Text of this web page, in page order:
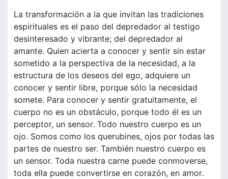
La transformación a la que invitan las tradiciones
espirituales es el paso del depredador al testigo
desinteresado y vibrante; del depredador al
amante. Quien acierta a conocer y sentir sin estar
sometido a la perspectiva de la necesidad, a la
estructura de los deseos del ego, adquiere un
conocer y sentir libre, porque sólo la necesidad
somete. Para conocer y sentir gratuitamente, el
cuerpo no es un obstáculo, porque todo él es un
perceptor, un sensor. Todo nuestro cuerpo es un
ojo. Somos como los querubines, ojos por todas las
partes de nuestro ser. También nuestro cuerpo es
un sensor. Toda nuestra carne puede conmoverse,
toda ella puede convertirse en corazón, en amor.